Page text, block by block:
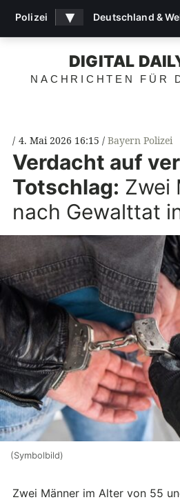
DIGITAL
NACHRICHTEN FÜR
4. Mai 2026 16:15 Bayern Polizei
Verdacht auf
Totschlag: Zwei
nach Gewalttat
(Symbolbild)
Zwei Männer im Alter von 55
Polizei ▾ Deutschland &